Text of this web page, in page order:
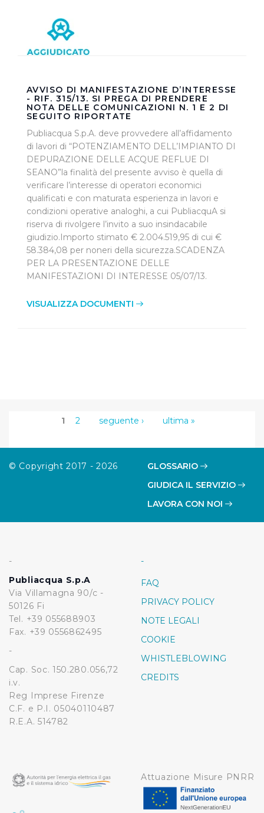
AVVISO DI MANIFESTAZIONE D’INTERESSE
- RIF. 315/13. SI PREGA DI PRENDERE
NOTA DELLE COMUNICAZIONI N. 1 E 2 DI
SEGUITO RIPORTATE
Publiacqua S.p.A. deve provvedere all’affidamento
di lavori di “POTENZIAMENTO DELL’IMPIANTO DI
DEPURAZIONE DELLE ACQUE REFLUE DI
SEANO”la finalità del presente avviso è quella di
verificare l’interesse di operatori economici
qualificati e con maturata esperienza in lavori e
condizioni operative analoghi, a cui PubliacquA si
riserva di rivolgere l’invito a suo insindacabile
giudizio.Importo stimato € 2.004.519,95 di cui €
58.384,08 per noneri della sicurezza.SCADENZA
PER LA PRESENTAZIONE DELLE
MANIFESTAZIONI DI INTERESSE 05/07/13.
VISUALIZZA DOCUMENTI
1 2 seguente › ultima »
© Copyright 2017 - 2026
GLOSSARIO
GIUDICA IL SERVIZIO
LAVORA CON NOI
-
Publiacqua S.p.A
Via Villamagna 90/c -
50126 Fi
Tel. +39 055688903
Fax. +39 0556862495
-
Cap. Soc. 150.280.056,72
i.v.
Reg Imprese Firenze
C.F. e P.I. 05040110487
R.E.A. 514782
-
FAQ
PRIVACY POLICY
NOTE LEGALI
COOKIE
WHISTLEBLOWING
CREDITS
Attuazione Misure PNRR